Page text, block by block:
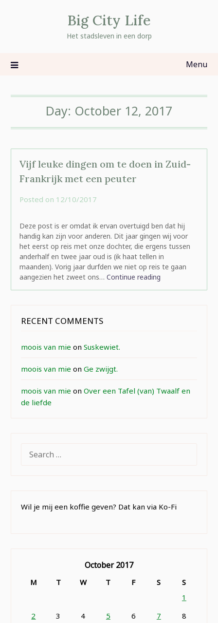
Big City Life
Het stadsleven in een dorp
Menu
Day: October 12, 2017
Vijf leuke dingen om te doen in Zuid-
Frankrijk met een peuter
Posted on 12/10/2017
Deze post is er omdat ik ervan overtuigd ben dat hij
handig kan zijn voor anderen. Dit jaar gingen wij voor
het eerst op reis met onze dochter, die ergens tussen
anderhalf en twee jaar oud is (ik haat tellen in
maanden). Vorig jaar durfden we niet op reis te gaan
aangezien het zweet ons… Continue reading
RECENT COMMENTS
moois van mie onSuskewiet.
moois van mie onGe zwijgt.
moois van mie onOver een Tafel (van) Twaalf en
de liefde
FOR:
Wil je mij een koffie geven? Dat kan via Ko-Fi
October 2017
M T W T F S
S
1
2
3 4 5 6 7
8